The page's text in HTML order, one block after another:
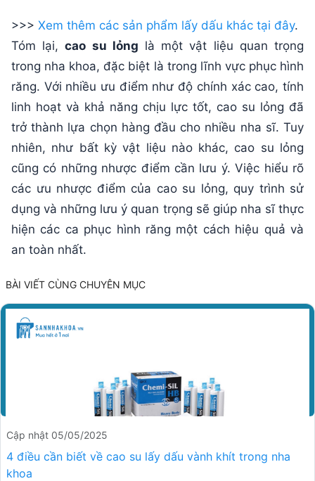
>>> Xem thêm các sản phẩm lấy dấu khác tại đây.
Tóm lại,cao su lỏng là một vật liệu quan trọng
trong nha khoa, đặc biệt là trong lĩnh vực phục hình
răng. Với nhiều ưu điểm như độ chính xác cao, tính
linh hoạt và khả năng chịu lực tốt, cao su lỏng đã
trở thành lựa chọn hàng đầu cho nhiều nha sĩ. Tuy
nhiên, như bất kỳ vật liệu nào khác, cao su lỏng
cũng có những nhược điểm cần lưu ý. Việc hiểu rõ
các ưu nhược điểm của cao su lỏng, quy trình sử
dụng và những lưu ý quan trọng sẽ giúp nha sĩ thực
hiện các ca phục hình răng một cách hiệu quả và
an toàn nhất.
BÀI VIẾT CÙNG CHUYÊN MỤC
Cập nhật 05/05/2025
4 điều cần biết về cao su lấy dấu vành khít trong nha
khoa